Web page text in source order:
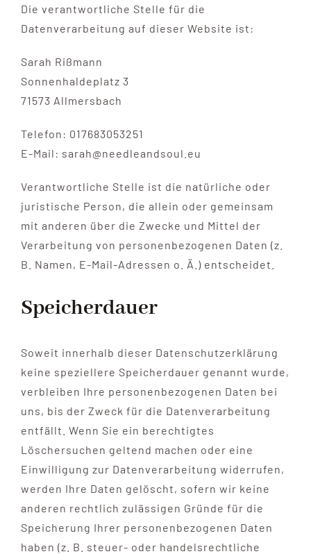
Die verantwortliche Stelle für die
Datenverarbeitung auf dieser Website ist:
Sarah Rißmann
Sonnenhaldeplatz 3
71573 Allmersbach
Telefon: 017683053251
E-Mail: sarah@needleandsoul.eu
Verantwortliche Stelle ist die natürliche oder
juristische Person, die allein oder gemeinsam
mit anderen über die Zwecke und Mittel der
Verarbeitung von personenbezogenen Daten (z.
B. Namen, E-Mail-Adressen o. Ä.) entscheidet.
Speicherdauer
Soweit innerhalb dieser Datenschutzerklärung
keine speziellere Speicherdauer genannt wurde,
verbleiben Ihre personenbezogenen Daten bei
uns, bis der Zweck für die Datenverarbeitung
entfällt. Wenn Sie ein berechtigtes
Löschersuchen geltend machen oder eine
Einwilligung zur Datenverarbeitung widerrufen,
werden Ihre Daten gelöscht, sofern wir keine
anderen rechtlich zulässigen Gründe für die
Speicherung Ihrer personenbezogenen Daten
haben (z. B. steuer- oder handelsrechtliche